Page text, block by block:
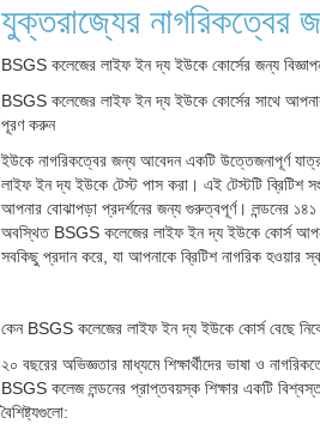
যুক্তরাজ্যের নাগরিকত্বের
BSGS কলেজের লাইফ ইন দ্য ইউকে কোর্সের জন্য
BSGS কলেজের লাইফ ইন দ্য ইউকে কোর্সের সাথে
পূরণ করুন
ইউকে নাগরিকত্বের জন্য আবেদন একটি উত্তেজনাপূর্ণ
লাইফ ইন দ্য ইউকে টেস্ট পাস করা। এই টেস্টটি
আপনার বোঝাপড়া প্রদর্শনের জন্য গুরুত্বপূর্ণ। লন্ডনের
অবস্থিত BSGS কলেজের লাইফ ইন দ্য ইউকে কোর্স
সবকিছু প্রদান করে, যা আপনাকে ব্রিটিশ নাগরিক হওয়ার
কেন BSGS কলেজের লাইফ ইন দ্য ইউকে কোর্স বেছে
২০ বছরের অভিজ্ঞতার মাধ্যমে শিক্ষার্থীদের ভাষা ও
BSGS কলেজ লন্ডনের প্রাপ্তবয়স্ক শিক্ষার একটি
বৈশিষ্ট্যগুলো: